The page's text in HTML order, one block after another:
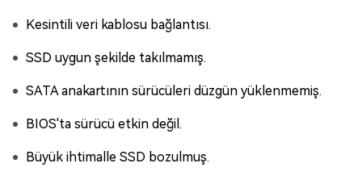
Kesintili veri kablosu bağlantısı.
SSD uygun şekilde takılmamış.
SATA anakartının sürücüleri düzgün yüklenmemiş.
BIOS'ta sürücü etkin değil.
Büyük ihtimalle SSD bozulmuş.